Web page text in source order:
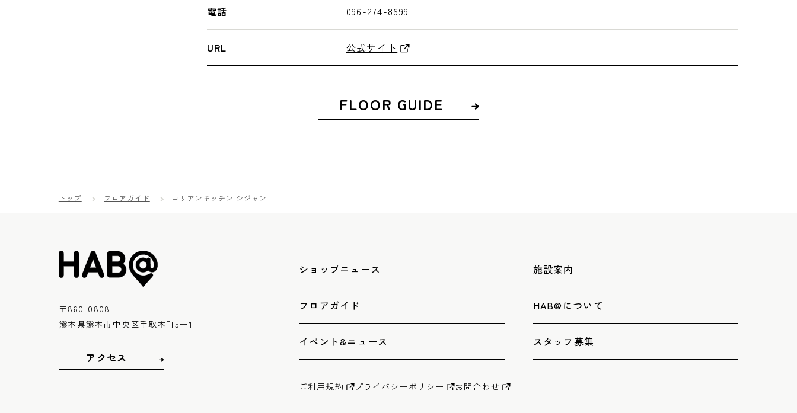
電話 096-274-8699
URL 公式サイト
FLOOR GUIDE
トップ フロアガイド コリアンキッチン シジャン
〒860-0808
熊本県熊本市中央区手取本町5ー1
アクセス
ショップニュース
フロアガイド
イベント&ニュース
施設案内
HAB@について
スタッフ募集
ご利用規約 プライバシーポリシー お問合わせ